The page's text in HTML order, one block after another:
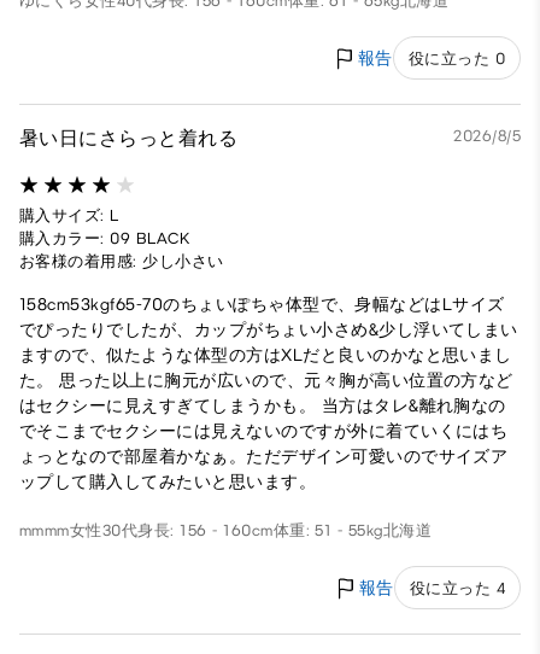
報告 役に立った 0
暑い日にさらっと着れる 2026/8/5
購入サイズ: L
購入カラー: 09 BLACK
お客様の着用感: 少し小さい
158cm53kgf65-70のちょいぽちゃ体型で、身幅などはLサイズ
でぴったりでしたが、カップがちょい小さめ&少し浮いてしまい
ますので、似たような体型の方はXLだと良いのかなと思いまし
た。 思った以上に胸元が広いので、元々胸が高い位置の方など
はセクシーに見えすぎてしまうかも。 当方はタレ&離れ胸なの
でそこまでセクシーには見えないのですが外に着ていくにはち
ょっとなので部屋着かなぁ。ただデザイン可愛いのでサイズア
ップして購入してみたいと思います。
mmmm女性30代身長: 156 - 160cm体重: 51 - 55kg北海道
報告 役に立った 4